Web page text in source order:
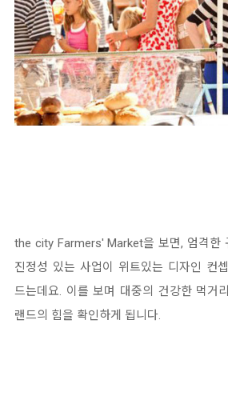
the city Farmers' Market을 보면, 엄격한
진정성 있는 사업이 위트있는 디자인 컨
드는데요. 이를 보며 대중의 건강한 먹거
랜드의 힘을 확인하게 됩니다.